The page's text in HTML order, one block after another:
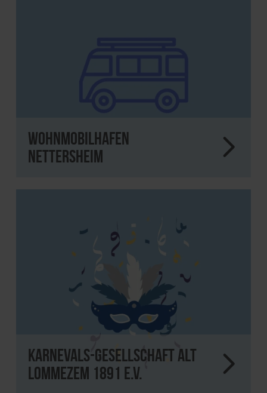
Wohnmobilhafen
Nettersheim
Karnevals-Gesellschaft alt
Lommezem 1891 e.V.